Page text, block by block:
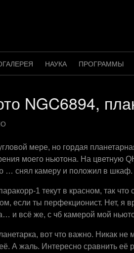
НАУКА ПРОГРАММЫ
NGC6894,
мере, но гордая
моего ньютона. На цветную
… снял камеру и положил в шкаф.
1 текут в красном, так
если ты перфекционист. Нет, я
и всё же, с чб камерой мой
вот что важно. Никак не
А жаль. Интересно сравнить её